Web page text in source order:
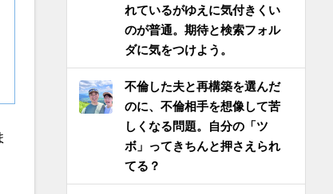
れているがゆえに気付きくい
のが普通。期待と検索フォル
ダに気をつけよう。
不倫した夫と再構築を選んだ
のに、不倫相手を想像して苦
しくなる問題。自分の「ツ
ボ」ってきちんと押さえられ
てる？